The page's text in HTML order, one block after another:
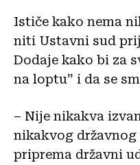
Ističe kako nema
niti Ustavni sud
Dodaje kako bi za
na loptu” i da se
– Nije nikakva
nikakvog
priprema državni